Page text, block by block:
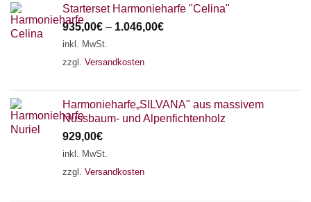
Starterset Harmonieharfe "Celina"
935,00€ – 1.046,00€
inkl. MwSt.
zzgl. Versandkosten
Harmonieharfe„SILVANA" aus massivem
Nussbaum- und Alpenfichtenholz
929,00€
inkl. MwSt.
zzgl. Versandkosten